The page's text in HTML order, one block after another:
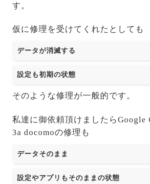
す。
仮に修理を受けてくれたとしても
データが消滅する
設定も初期の状態
そのような修理が一般的です。
私達に御依頼頂けましたらGoogle
3a docomoの修理も
データそのまま
設定やアプリもそのままの状態